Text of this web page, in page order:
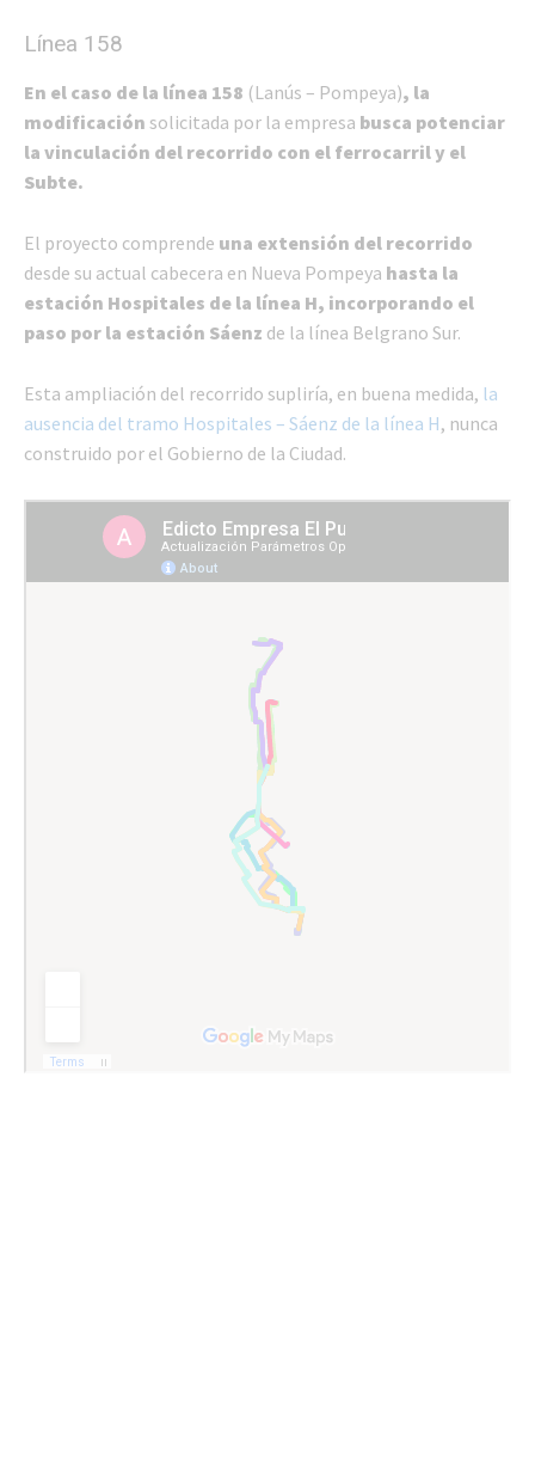
Línea 158
En el caso de la línea 158 (Lanús – Pompeya), la
modificación solicitada por la empresa busca potenciar
la vinculación del recorrido con el ferrocarril y el
Subte.
El proyecto comprende una extensión del recorrido
desde su actual cabecera en Nueva Pompeya hasta la
estación Hospitales de la línea H, incorporando el
paso por la estación Sáenz de la línea Belgrano Sur.
Esta ampliación del recorrido supliría, en buena medida, la
ausencia del tramo Hospitales – Sáenz de la línea H, nunca
construido por el Gobierno de la Ciudad.